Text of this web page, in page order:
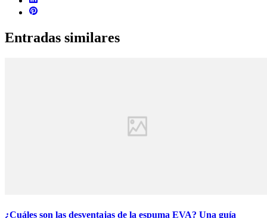
Entradas similares
¿Cuáles son las desventajas de la espuma EVA? Una guía